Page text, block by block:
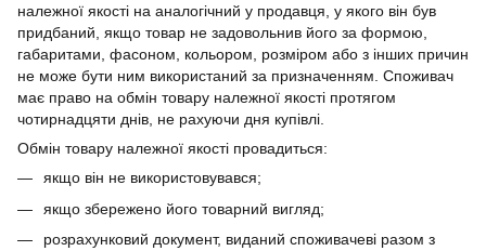
належної якості на аналогічний у продавця, у якого він був
придбаний, якщо товар не задовольнив його за формою,
габаритами, фасоном, кольором, розміром або з інших причин
не може бути ним використаний за призначенням. Споживач
має право на обмін товару належної якості протягом
чотирнадцяти днів, не рахуючи дня купівлі.
Обмін товару належної якості провадиться:
якщо він не використовувався;
якщо збережено його товарний вигляд;
розрахунковий документ, виданий споживачеві разом з